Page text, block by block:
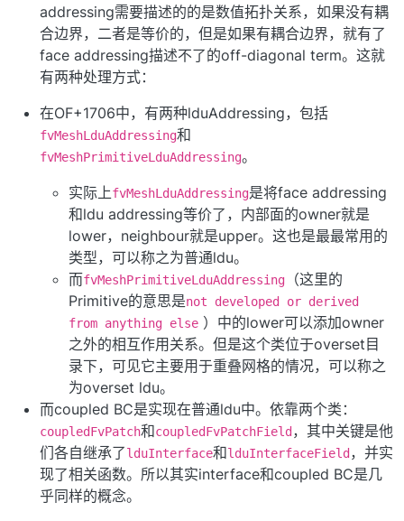
addressing需要描述的的是数值拓扑关系，如果没有耦
合边界，二者是等价的，但是如果有耦合边界，就有了
face addressing描述不了的off-diagonal term。这就
有两种处理方式：
在OF+1706中，有两种lduAddressing，包括
fvMeshLduAddressing和
fvMeshPrimitiveLduAddressing。
实际上fvMeshLduAddressing是将face addressing
和ldu addressing等价了，内部面的owner就是
lower，neighbour就是upper。这也是最最常用的
类型，可以称之为普通ldu。
而fvMeshPrimitiveLduAddressing
（这里的
Primitive的意思是not developed or derived
from anything else ）中的lower可以添加owner
之外的相互作用关系。但是这个类位于overset目
录下，可见它主要用于重叠网格的情况，可以称之
为overset ldu。
而coupled BC是实现在普通ldu中。依靠两个类：
coupledFvPatch和coupledFvPatchField ，其中关键是他
们各自继承了lduInterface和lduInterfaceField ，并实
现了相关函数。所以其实interface和coupled BC是几
乎同样的概念。